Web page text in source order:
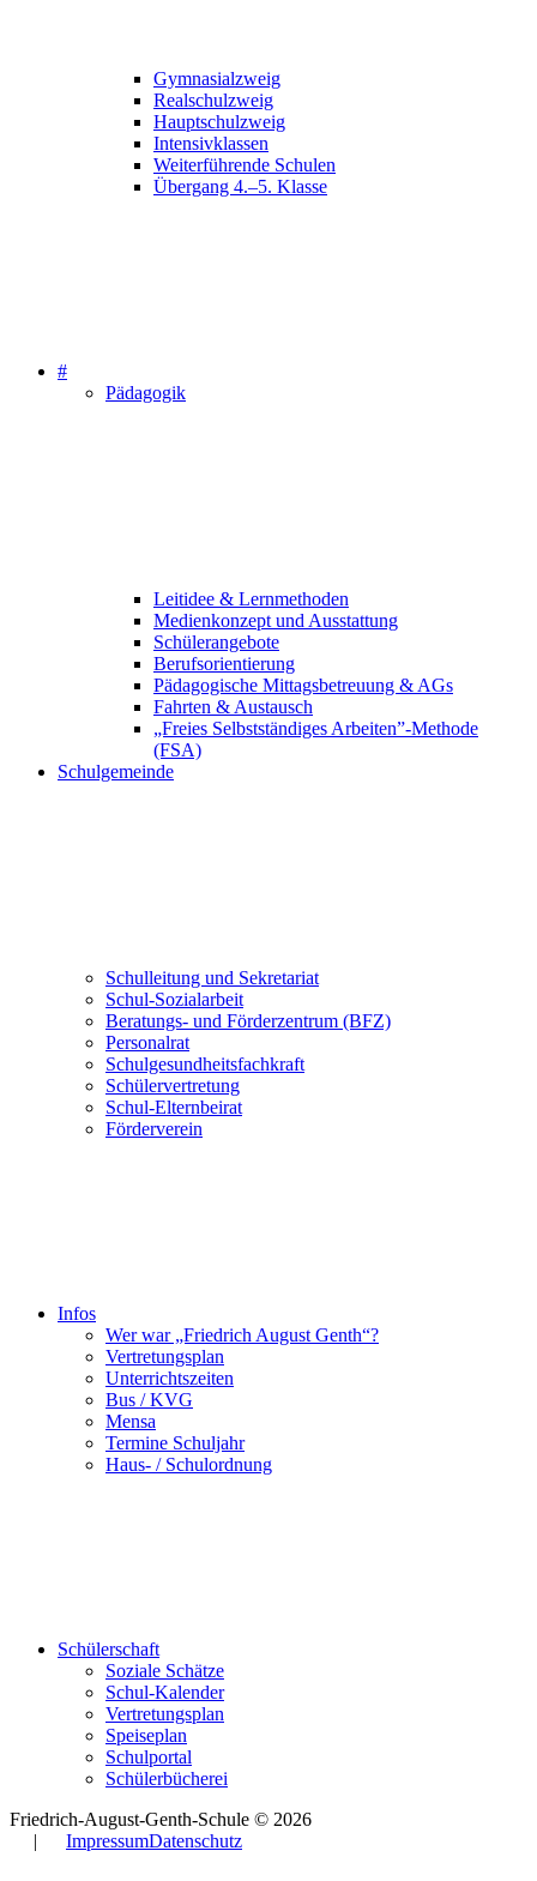
Gymnasialzweig
Realschulzweig
Hauptschulzweig
Intensivklassen
Weiterführende Schulen
Übergang 4.–5. Klasse
#
Pädagogik
Leitidee & Lernmethoden
Medienkonzept und Ausstattung
Schülerangebote
Berufsorientierung
Pädagogische Mittagsbetreuung & AGs
Fahrten & Austausch
„Freies Selbstständiges Arbeiten”-Methode
(FSA)
Schulgemeinde
Schulleitung und Sekretariat
Schul-Sozialarbeit
Beratungs- und Förderzentrum (BFZ)
Personalrat
Schulgesundheitsfachkraft
Schülervertretung
Schul-Elternbeirat
Förderverein
Infos
Wer war „Friedrich August Genth“?
Vertretungsplan
Unterrichtszeiten
Bus / KVG
Mensa
Termine Schuljahr
Haus- / Schulordnung
Schülerschaft
Soziale Schätze
Schul-Kalender
Vertretungsplan
Speiseplan
Schulportal
Schülerbücherei
Friedrich-August-Genth-Schule © 2026
| ImpressumDatenschutz